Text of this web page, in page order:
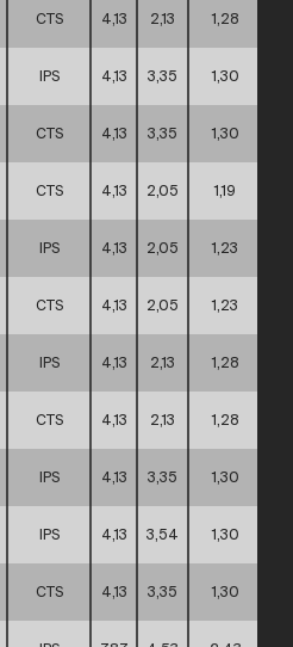
CTS 4,13 2,13 1,28
IPS 4,13 3,35 1,30
CTS 4,13 3,35 1,30
CTS 4,13 2,05 1,19
IPS 4,13 2,05 1,23
CTS 4,13 2,05 1,23
IPS 4,13 2,13 1,28
CTS 4,13 2,13 1,28
IPS 4,13 3,35 1,30
IPS 4,13 3,54 1,30
CTS 4,13 3,35 1,30